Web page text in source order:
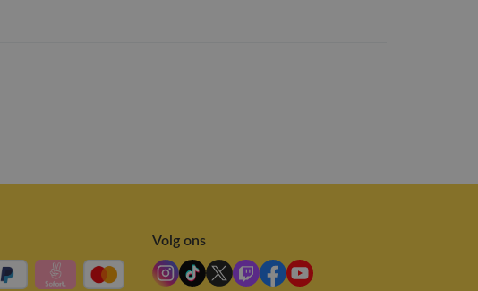
Volg ons